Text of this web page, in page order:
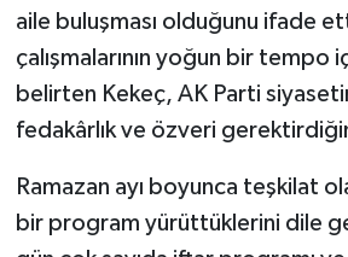
aile buluşması olduğunu ifade
çalışmalarının yoğun bir tempo
belirten Kekeç, AK Parti
fedakârlık ve özveri
Ramazan ayı boyunca teşkilat
bir program yürüttüklerini dile